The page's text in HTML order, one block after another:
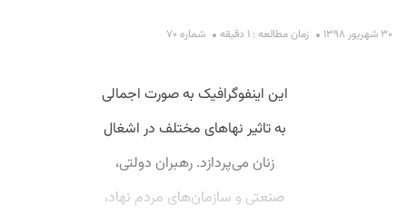
۳۰ شهریور ۱۳۹۸ زمان مطالعه : ۱ دقیقه شماره ۷۰
این اینفوگرافیک به صورت اجمالی
به تاثیر نهاهای مختلف در اشغال
زنان می‌پردازد. رهبران دولتی،
صنعتی و سازمان‌های مردم نهاد،